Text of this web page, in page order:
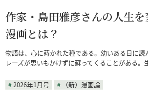
作家・島田雅彦さんの人生
漫画とは？
物語は、心に蒔かれた種である。幼いある日に読
レーズが思いもかけずに蘇ってくることがある
2026年1月号
（新）漫画論